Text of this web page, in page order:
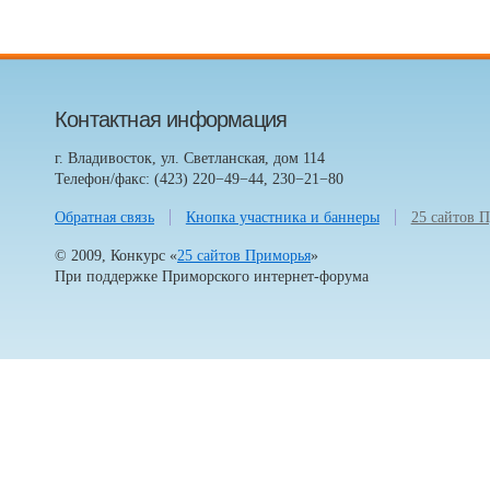
Контактная информация
г. Владивосток, ул. Светланская, дом 114
Телефон/факс: (423) 220−49−44, 230−21−80
Обратная связь Кнопка участника и баннеры 25 сайтов
© 2009, Конкурс «25 сайтов Приморья»
При поддержке Приморского интернет-форума